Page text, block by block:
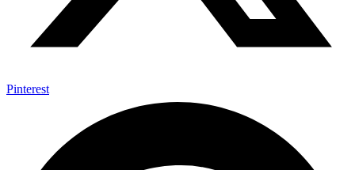
Pinterest